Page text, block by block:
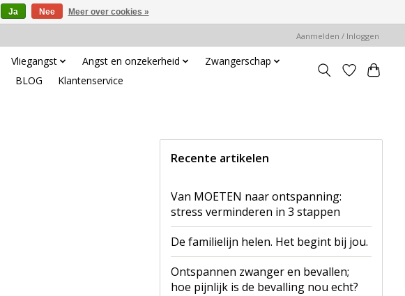
Aanmelden / Inloggen
Vliegangst Angst en onzekerheid
Zwangerschap
BLOG Klantenservice
Recente artikelen
Van MOETEN naar ontspanning:
stress verminderen in 3 stappen
De familielijn helen. Het begint bij jou.
Ontspannen zwanger en bevallen;
hoe pijnlijk is de bevalling nou echt?
Ja Nee Meer over cookies »